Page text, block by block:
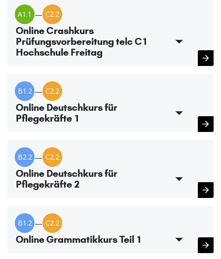
A1.1 — C2.2
Online Crashkurs
Prüfungsvorbereitung telc C1
Hochschule Freitag
B1.2 — C2.2
Online Deutschkurs für
Pflegekräfte 1
B2.2 — C2.2
Online Deutschkurs für
Pflegekräfte 2
B1.2 — C2.2
Online Grammatikkurs Teil 1